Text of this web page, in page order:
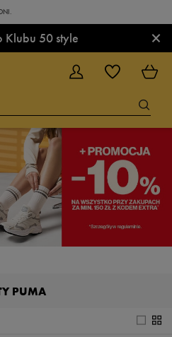
Klubu 50 style ×
PUMA